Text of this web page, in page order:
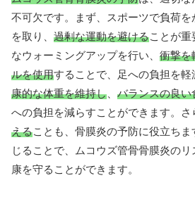
不可欠です。まず、スポーツで負荷を
を取り、 過剰な運動を避けることが
なウォーミングアップを行い、 衝撃を
ルを使用することで、足への負担を軽
康的な体重を維持し
バランスの良い
への負担を減らすことができます。さ
えることも、骨膜炎の予防に役立ち
じることで、ムコウズ管骨骨膜炎の
康を守ることができます。